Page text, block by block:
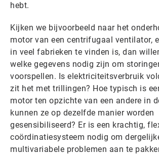
hebt.
Kijken we bijvoorbeeld naar het
motor van een centrifugaal ventilator,
in veel fabrieken te vinden is, dan
welke gegevens nodig zijn om
voorspellen. Is elektriciteitsverbruik
zit het met trillingen? Hoe typisch is
motor ten opzichte van een andere in
kunnen ze op dezelfde manier worden
gesensibiliseerd? Er is een krachtig,
coördinatiesysteem nodig om
multivariabele problemen aan te